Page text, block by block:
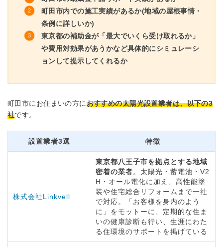
町田市内での施工実績があるか(地域の屋根事情・
条例に詳しいか)
東京都の補助金が「最大でいくら受け取れるか」
や費用対効果があうかなど具体的にシミュレーシ
ョンして提示してくれるか
町田市にお住まいの方におすすめの太陽光設置業者は、以下の3
社です。
設置業者3選 特徴
株式会社Linkvell
東京都八王子市を拠点とする地域
密着の業者。太陽光・蓄電池・V2
H・オール電化に加え、高性能塗
装や住宅総合リフォームまで一社
で対応。「お客様を身内のよう
に」をモットーに、定期的な住ま
いの健康診断も行い、生涯にわた
る住環境のサポートを掲げている